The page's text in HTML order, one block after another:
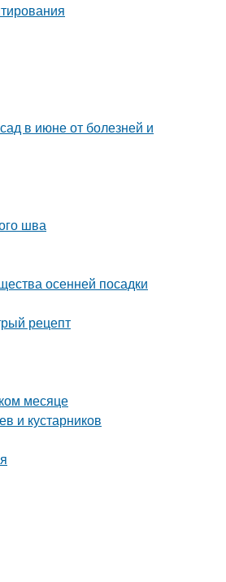
в июне от болезней и
шва
осенней посадки
рецепт
месяце
и кустарников